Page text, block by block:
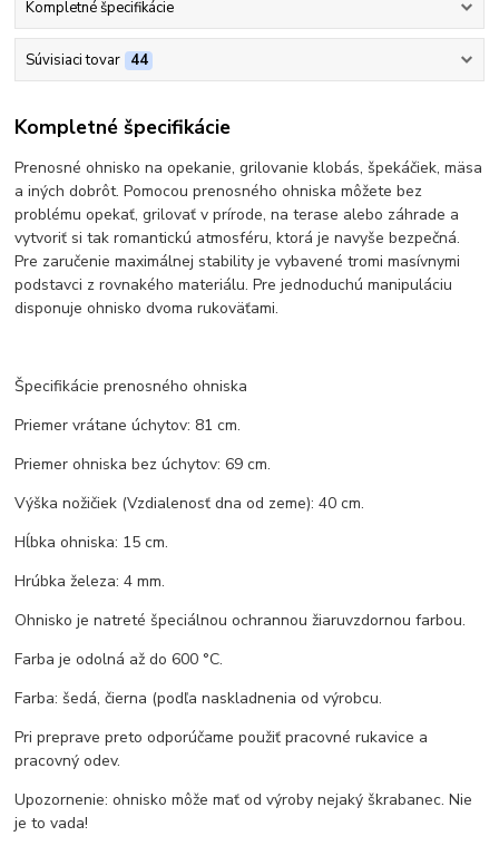
Kompletné špecifikácie
Súvisiaci tovar 44
Kompletné špecifikácie
Prenosné ohnisko na opekanie, grilovanie klobás, špekáčiek, mäsa
a iných dobrôt. Pomocou prenosného ohniska môžete bez
problému opekať, grilovať v prírode, na terase alebo záhrade a
vytvoriť si tak romantickú atmosféru, ktorá je navyše bezpečná.
Pre zaručenie maximálnej stability je vybavené tromi masívnymi
podstavci z rovnakého materiálu. Pre jednoduchú manipuláciu
disponuje ohnisko dvoma rukoväťami.
Špecifikácie prenosného ohniska
Priemer vrátane úchytov: 81 cm.
Priemer ohniska bez úchytov: 69 cm.
Výška nožičiek (Vzdialenosť dna od zeme): 40 cm.
Hĺbka ohniska: 15 cm.
Hrúbka železa: 4 mm.
Ohnisko je natreté špeciálnou ochrannou žiaruvzdornou farbou.
Farba je odolná až do 600 °C.
Farba: šedá, čierna (podľa naskladnenia od výrobcu.
Pri preprave preto odporúčame použiť pracovné rukavice a
pracovný odev.
Upozornenie: ohnisko môže mať od výroby nejaký škrabanec. Nie
je to vada!